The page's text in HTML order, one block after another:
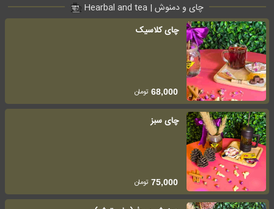
چای و دمنوش | Hearbal and tea
چای کلاسیک
68,000 تومان
چای سبز
75,000 تومان